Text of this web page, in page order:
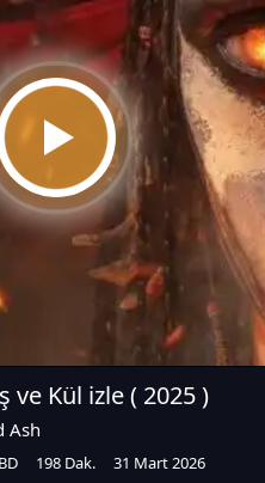
ve Kül izle ( 2025)
Ash
198 Dak. 31 Mart 2026